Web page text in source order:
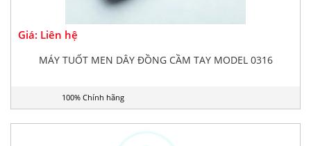
Giá: Liên hệ
MÁY TUỐT MEN DÂY ĐỒNG CẦM TAY MODEL 0316
100% Chính hãng